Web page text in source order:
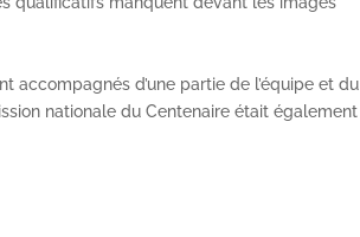
d’une partie de l’équipe et du
nationale du Centenaire était également